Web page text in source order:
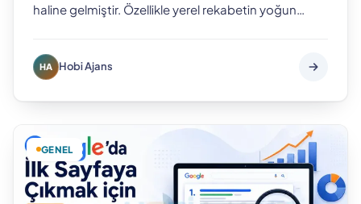
haline gelmiştir. Özellikle yerel rekabetin yoğun
HA Hobi Ajans
GENEL